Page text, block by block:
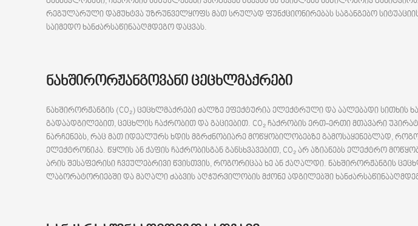
რეგულარული დამუხტვა უზრუნველყოფს მათ სრულად ფუნქციონირებას საგანგებო
საიმედო ხანძარსაწინააღმდეგო დაცვას.
ნახშირორჟანგოვანი ცეცხლმაქრები
ნახშირორჟანგის (CO₂) ცეცხლმაქრები ძალზე ეფექტურია ელექტრული და აალებადი სითხის
გადაადგილებით, ცეცხლის ჩაქრობით და გაციებით. CO₂ ჩაქრობის ერთ-ერთი მთავარი
ნარჩენებს, რაც მათ იდეალურს ხდის მგრძნობიარე მოწყობილობებზე გამოსაყენებლად,
ელექტრონიკა. წყლის ან ქაფის ჩაქრობისგან განსხვავებით, CO₂ არ აზიანებს ელექტრო
არის შესაფერისი ჩვეულებრივი წვისთვის, როგორიცაა ხე ან ქაღალდი. ნახშირორჟანგის
ლაბორატორიებში და მაღალი ძაბვის აღჭურვილობის მქონე ადგილებში